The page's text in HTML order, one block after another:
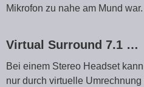
Mikrofon zu nahe am Mund war.
Virtual Surround 7.1 …
Bei einem Stereo Headset
nur durch virtuelle